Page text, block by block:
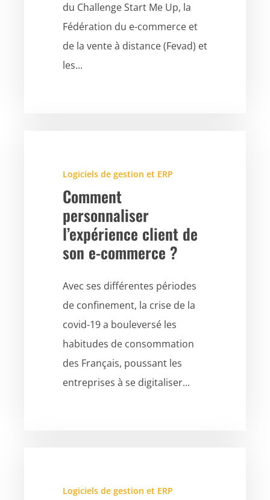
du Challenge Start Me Up, la
Fédération du e-commerce et
de la vente à distance (Fevad) et
les...
Logiciels de gestion et ERP
Comment
personnaliser
l’expérience client de
son e-commerce ?
Avec ses différentes périodes
de confinement, la crise de la
covid-19 a bouleversé les
habitudes de consommation
des Français, poussant les
entreprises à se digitaliser...
Logiciels de gestion et ERP